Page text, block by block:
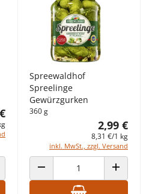
ERHÖHEN
Spreewaldhof
Spreelinge
Gewürzgurken
360 g
2,99 €
8,31 €/1 kg
inkl. MwSt., zzgl. Versand
ANZAHL VERRINGERN ANZAHL